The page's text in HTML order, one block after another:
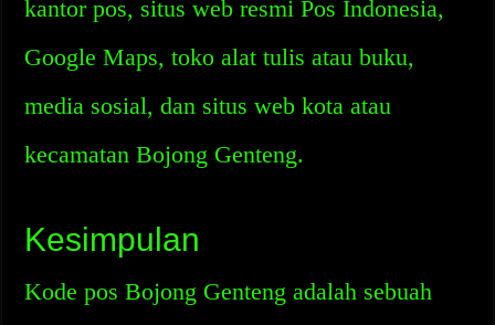
kantor pos, situs web resmi Pos Indonesia,
Google Maps, toko alat tulis atau buku,
media sosial, dan situs web kota atau
kecamatan Bojong Genteng.
Kesimpulan
Kode pos Bojong Genteng adalah sebuah